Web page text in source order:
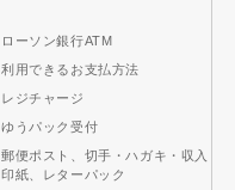
ローソン銀行ATM
利用できるお支払方法
レジチャージ
ゆうパック受付
郵便ポスト、切手・ハガキ・収入
印紙、レターパック